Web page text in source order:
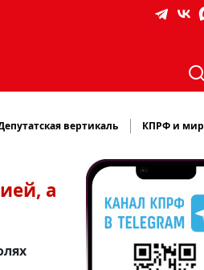
вертикаль КПРФ и мир
а